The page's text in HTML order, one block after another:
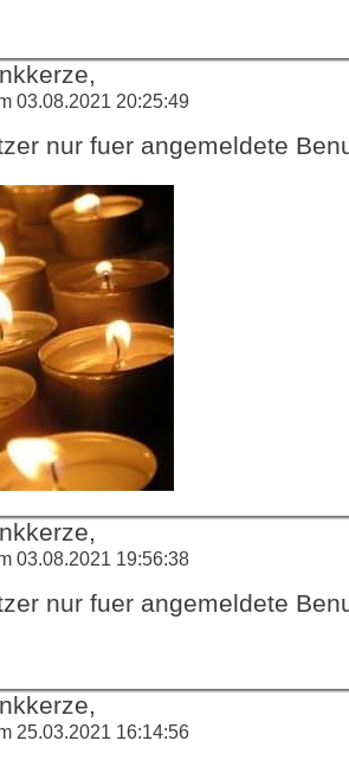
03.08.2021 20:25:49
nur fuer angemeldete
03.08.2021 19:56:38
nur fuer angemeldete
25.03.2021 16:14:56